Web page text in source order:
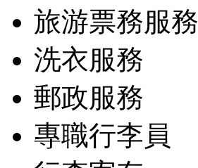
旅游票務服務
洗衣服務
郵政服務
專職行李員